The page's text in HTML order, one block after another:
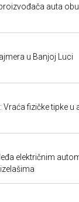
auta
u Banjoj Luci
Vraća fizičke tipke u
električnim